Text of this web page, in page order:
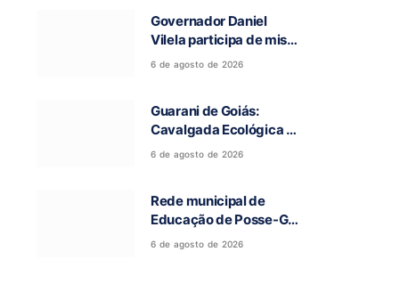
Governador Daniel
Vilela participa de missa
e visita caverna durante
Ronca
6 de agosto de 2026
Guarani de Goiás:
Cavalgada Ecológica da
Fé reúne grande público
6 de agosto de 2026
Rede municipal de
Educação de Posse-GO
atinge resultado
6 de agosto de 2026